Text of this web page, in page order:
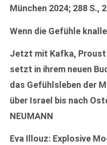
München 2024; 288 S.,
Wenn die Gefühle
Jetzt mit Kafka, Proust
setzt in ihrem neuen
das Gefühlsleben der
über Israel bis nach
NEUMANN
Eva Illouz: Explosive